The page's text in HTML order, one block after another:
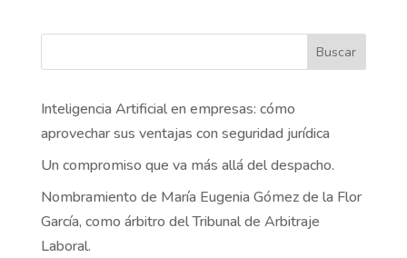
Buscar
Inteligencia Artificial en empresas: cómo
aprovechar sus ventajas con seguridad jurídica
Un compromiso que va más allá del despacho.
Nombramiento de María Eugenia Gómez de la Flor
García, como árbitro del Tribunal de Arbitraje
Laboral.